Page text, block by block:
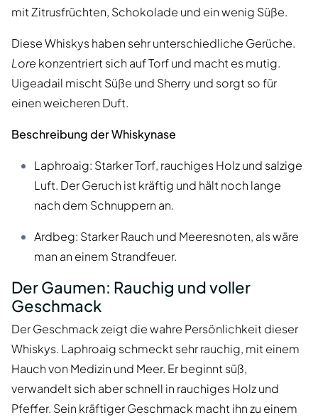
mit Zitrusfrüchten, Schokolade und ein wenig Süße.
Diese Whiskys haben sehr unterschiedliche Gerüche.
Lore konzentriert sich auf Torf und macht es mutig.
Uigeadail mischt Süße und Sherry und sorgt so für
einen weicheren Duft.
Beschreibung der Whiskynase
Laphroaig: Starker Torf, rauchiges Holz und salzige
Luft. Der Geruch ist kräftig und hält noch lange
nach dem Schnuppern an.
Ardbeg: Starker Rauch und Meeresnoten, als wäre
man an einem Strandfeuer.
Der Gaumen: Rauchig und voller
Geschmack
Der Geschmack zeigt die wahre Persönlichkeit dieser
Whiskys. Laphroaig schmeckt sehr rauchig, mit einem
Hauch von Medizin und Meer. Er beginnt süß,
verwandelt sich aber schnell in rauchiges Holz und
Pfeffer. Sein kräftiger Geschmack macht ihn zu einem